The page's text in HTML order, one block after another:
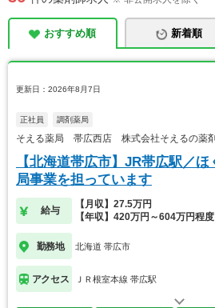
おすすめ順 新着順
更新日：2026年8月7日
正社員 調剤薬局
そえる薬局 帯広西店 株式会社そえるの薬
【北海道帯広市】JR帯広駅／
局事業を担っています
給与
【月収】27.5万円
【年収】420万円～604万円程度
勤務地 北海道 帯広市
アクセス ＪＲ根室本線 帯広駅